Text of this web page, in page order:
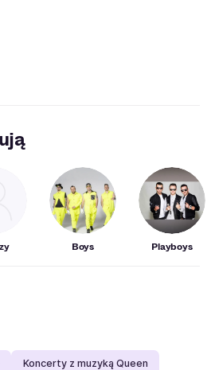
Boys Playboys
Koncerty z muzyką Queen